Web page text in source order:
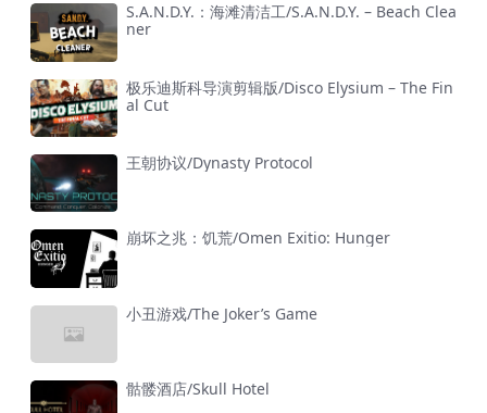
S.A.N.D.Y.：海滩清洁工/S.A.N.D.Y. – Beach Clea
ner
极乐迪斯科导演剪辑版/Disco Elysium – The Fin
al Cut
王朝协议/Dynasty Protocol
崩坏之兆：饥荒/Omen Exitio: Hunger
小丑游戏/The Joker’s Game
骷髅酒店/Skull Hotel